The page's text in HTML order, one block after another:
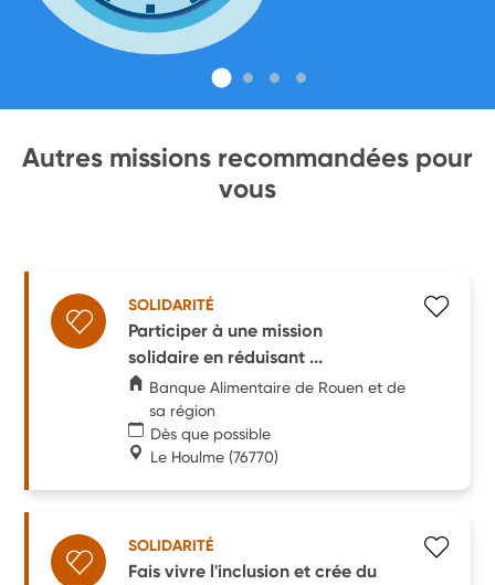
Autres missions recommandées pour
vous
SOLIDARITÉ
Participer à une mission
solidaire en réduisant ...
Banque Alimentaire de Rouen et de
sa région
Dès que possible
Le Houlme (76770)
SOLIDARITÉ
Fais vivre l'inclusion et crée du